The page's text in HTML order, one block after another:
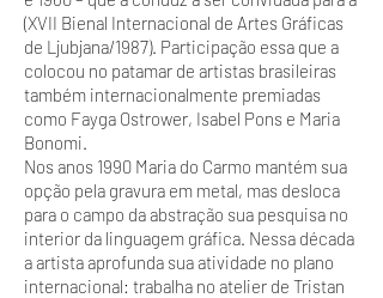
(XVII Bienal Internacional de Artes Gráficas
de Ljubjana/1987). Participação essa que a
colocou no patamar de artistas brasileiras
também internacionalmente premiadas
como Fayga Ostrower, Isabel Pons e Maria
Bonomi.
Nos anos 1990 Maria do Carmo mantém sua
opção pela gravura em metal, mas desloca
para o campo da abstração sua pesquisa no
interior da linguagem gráfica. Nessa década
a artista aprofunda sua atividade no plano
internacional: trabalha no atelier de Tristan